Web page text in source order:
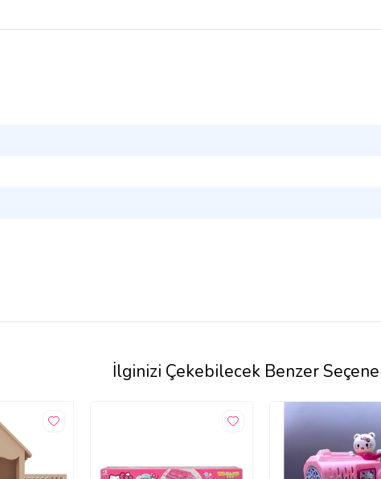
İlginizi Çekebilecek Benzer